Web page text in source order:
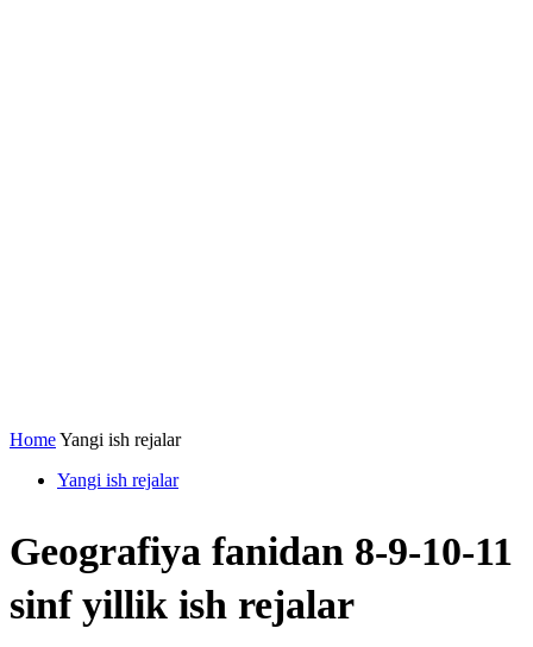
HomeYangi ish rejalar
Yangi ish rejalar
Geografiya fanidan 8-9-10-11
sinf yillik ish rejalar